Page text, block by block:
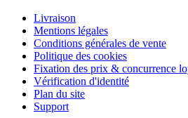
Livraison
Mentions légales
Conditions générales de vente
Politique des cookies
Fixation des prix & concurrence
Vérification d'identité
Plan du site
Support